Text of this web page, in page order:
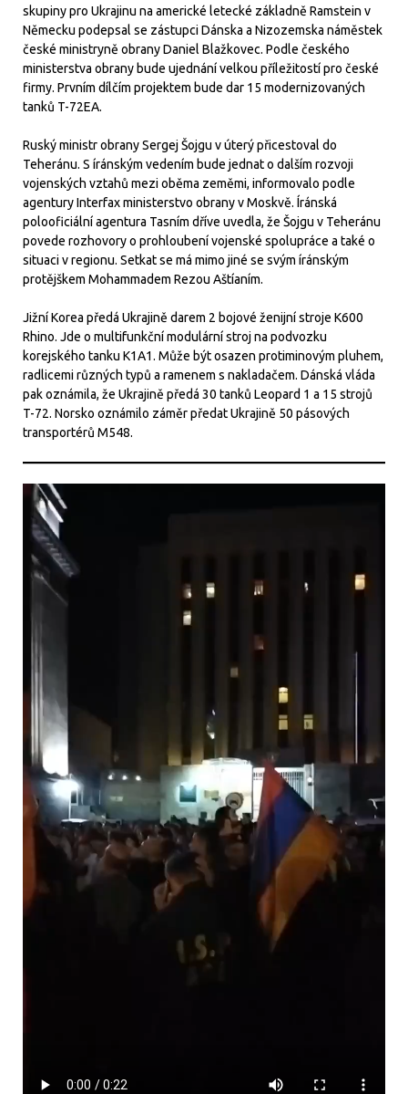
skupiny pro Ukrajinu na americké letecké základně Ramstein v
Německu podepsal se zástupci Dánska a Nizozemska náměstek
české ministryně obrany Daniel Blažkovec. Podle českého
ministerstva obrany bude ujednání velkou příležitostí pro české
firmy. Prvním dílčím projektem bude dar 15 modernizovaných
tanků T-72EA.
Ruský ministr obrany Sergej Šojgu v úterý přicestoval do
Teheránu. S íránským vedením bude jednat o dalším rozvoji
vojenských vztahů mezi oběma zeměmi, informovalo podle
agentury Interfax ministerstvo obrany v Moskvě. Íránská
polooficiální agentura Tasním dříve uvedla, že Šojgu v Teheránu
povede rozhovory o prohloubení vojenské spolupráce a také o
situaci v regionu. Setkat se má mimo jiné se svým íránským
protějškem Mohammadem Rezou Aštíaním.
Jižní Korea předá Ukrajině darem 2 bojové ženijní stroje K600
Rhino. Jde o multifunkční modulární stroj na podvozku
korejského tanku K1A1. Může být osazen protiminovým pluhem,
radlicemi různých typů a ramenem s nakladačem. Dánská vláda
pak oznámila, že Ukrajině předá 30 tanků Leopard 1 a 15 strojů
T-72. Norsko oznámilo záměr předat Ukrajině 50 pásových
transportérů M548.